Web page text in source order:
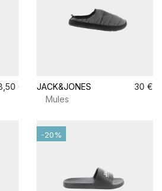
€
JACK&JONES
30 €
Mules
-20%